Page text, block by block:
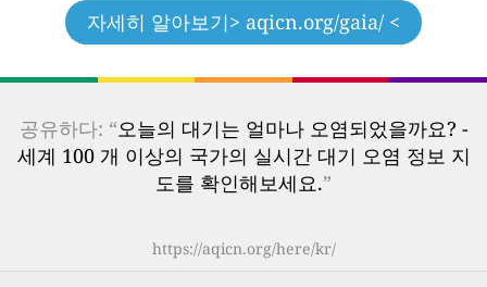
자세히 알아보기> aqicn.org/gaia/ <
공유하다: “오늘의 대기는 얼마나 오염되었을까요? -
세계 100 개 이상의 국가의 실시간 대기 오염 정보 지
도를 확인해보세요.”
https://aqicn.org/here/kr/